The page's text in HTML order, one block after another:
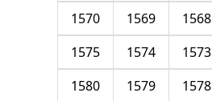
1568
1569
1570
1573
1574
1575
1578
1579
1580